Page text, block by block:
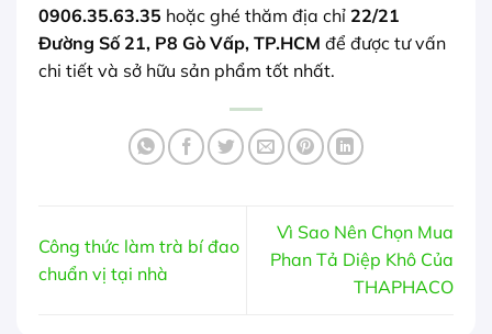
0906.35.63.35 hoặc ghé thăm địa chỉ 22/21
Đường Số 21, P8 Gò Vấp, TP.HCM để được tư vấn
chi tiết và sở hữu sản phẩm tốt nhất.
Công thức làm trà bí đao
chuẩn vị tại nhà
Vì Sao Nên Chọn Mua
Phan Tả Diệp Khô Của
THAPHACO